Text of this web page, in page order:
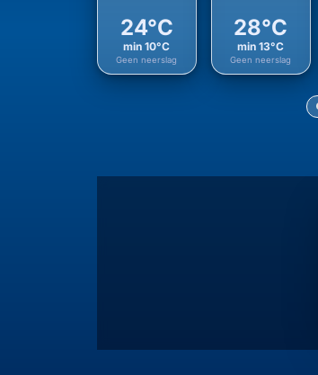
24°C
min 10°C
Geen neerslag
28°C
min 13°C
Geen neerslag